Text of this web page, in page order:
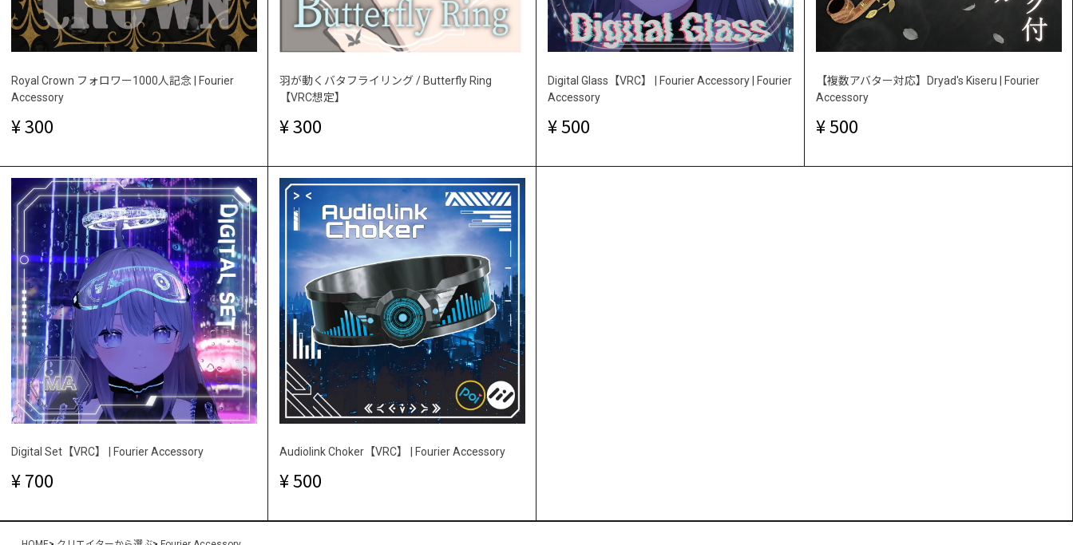
Royal Crown フォロワー1000人記念 | Fourier
Accessory
300
羽が動くバタフライリング / Butterfly Ring
【VRC想定】
300
Digital Glass【VRC】 | Fourier Accessory | Fourier
Accessory
500
【複数アバター対応】Dryad's Kiseru | Fourier
Accessory
500
Digital Set【VRC】 | Fourier Accessory
700
Audiolink Choker【VRC】 | Fourier Accessory
500